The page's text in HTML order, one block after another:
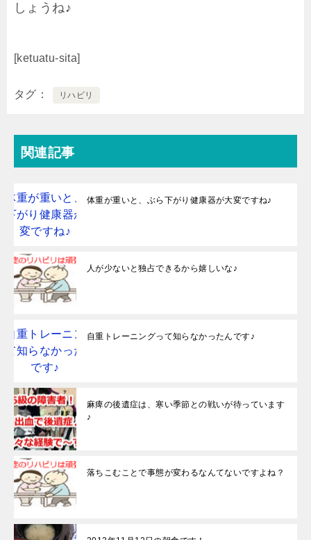
しょうね♪
[ketuatu-sita]
タグ リハビリ
関連記事
体重が重いと、ぶら下がり健康器が大変ですね♪
人が少ないと独占できるから嬉しいな♪
自重トレーニングって知らなかったんです♪
麻痺の後遺症は、寒い季節との戦いが待っています
♪
落ちこむことで事態が変わるなんてないですよね？